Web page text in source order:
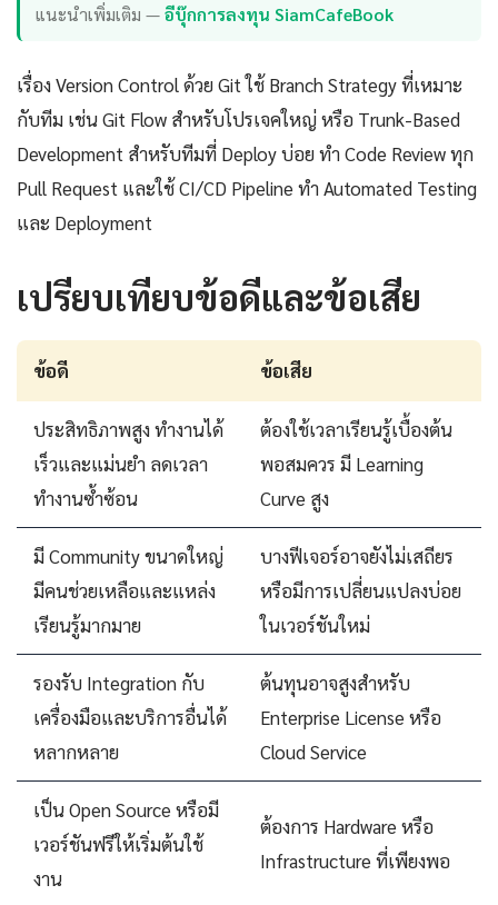
แนะนำเพิ่มเติม —อีบุ๊กการลงทุน SiamCafeBook
เรื่อง Version Control ด้วย Git ใช้ Branch Strategy ที่เหมาะ
กับทีม เช่น Git Flow สำหรับโปรเจคใหญ่ หรือ Trunk-Based
Development สำหรับทีมที่ Deploy บ่อย ทำ Code Review ทุก
Pull Request และใช้ CI/CD Pipeline ทำ Automated Testing
และ Deployment
เปรียบเทียบข้อดีและข้อเสีย
ข้อดี ข้อเสีย
ประสิทธิภาพสูง ทำงานได้
เร็วและแม่นยำ ลดเวลา
ทำงานซ้ำซ้อน
ต้องใช้เวลาเรียนรู้เบื้องต้น
พอสมควร มี Learning
Curve สูง
มี Community ขนาดใหญ่
มีคนช่วยเหลือและแหล่ง
เรียนรู้มากมาย
บางฟีเจอร์อาจยังไม่เสถียร
หรือมีการเปลี่ยนแปลงบ่อย
ในเวอร์ชันใหม่
รองรับ Integration กับ
เครื่องมือและบริการอื่นได้
หลากหลาย
ต้นทุนอาจสูงสำหรับ
Enterprise License หรือ
Cloud Service
เป็น Open Source หรือมี
เวอร์ชันฟรีให้เริ่มต้นใช้
งาน
ต้องการ Hardware หรือ
Infrastructure ที่เพียงพอ